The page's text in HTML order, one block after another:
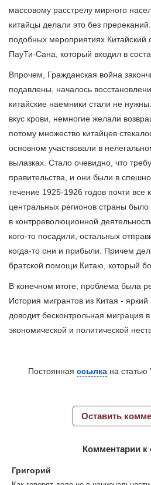
массовому расстрелу мирного
китайцы делали это без
подобных мероприятиях
ПауТи-Сана, который входил в
Впрочем, Гражданская война
подавлены, началось
китайские наемники стали не
вкус крови, немногие желали
потому множество китайцев
основном участвовали в
вылазках. Стало очевидно, что
правительства, и они были в
течение 1925-1926 годов почти все
центральных регионов страны
в контрреволюционной
кого-то посадили, остальных
когда-то они и прибыли. Причем
братской помощи Китаю, который
В конечном итоге, проблема была
История мигрантов из Китая -
доводит бесконтрольная миграция
экономической и политической
Постоянная ссылкана статью
Оставить
Комментарии к
Григорий